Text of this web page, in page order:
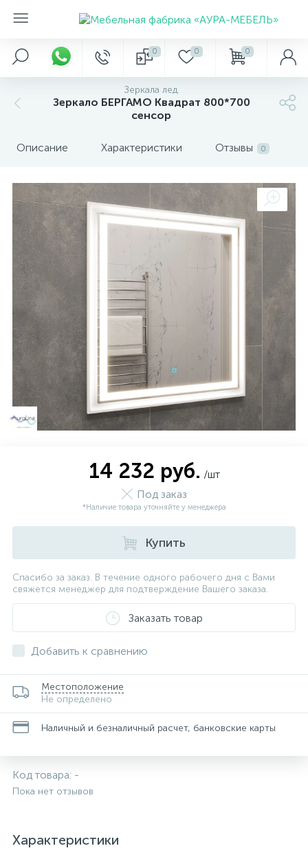
0 0 0
Зеркала лед
Зеркало БЕРГАМО Квадрат 800*700
сенсор
Описание Характеристики Отзывы 0
14 232 руб. /шт
Под заказ
*Наличие товара уточняйте у менеджера
Купить
Спасибо за заказ. В течение одного рабочего дня с Вами
свяжется менеджер для подтверждение Вашего заказа.
Заказать товар
Добавить к сравнению
Местоположение
Не определено
Наличный и безналичный расчет, банковские карты
Код товара: -
Пока нет отзывов
Характеристики